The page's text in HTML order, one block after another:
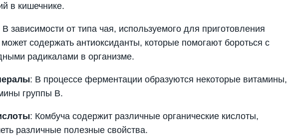
в кишечнике.
В зависимости от типа чая, используемого для приготовления
содержать антиоксиданты, которые помогают бороться с
радикалами в организме.
: В процессе ферментации образуются некоторые витамины,
группы B.
: Комбуча содержит различные органические кислоты,
различные полезные свойства.